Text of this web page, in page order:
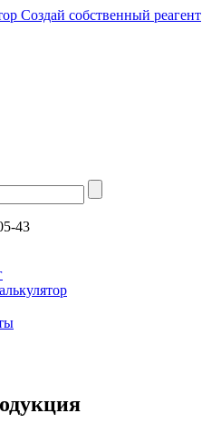
Создай собственный реагент
43